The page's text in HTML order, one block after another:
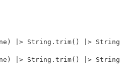
) |> String . trim() |> String
) |> String . trim() |> String